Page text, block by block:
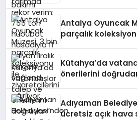
Antalya Oyuncak
parçalık
Kütahya’da
önerilerini
Adıyaman
ücretsiz açık hava